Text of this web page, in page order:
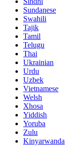
Sundanese
Swahili
Tajik
Tamil
Telugu
Thai
Ukrainian
Urdu
Uzbek
Vietnamese
Welsh
Xhosa
Yiddish
Yoruba
Zulu
Kinyarwanda